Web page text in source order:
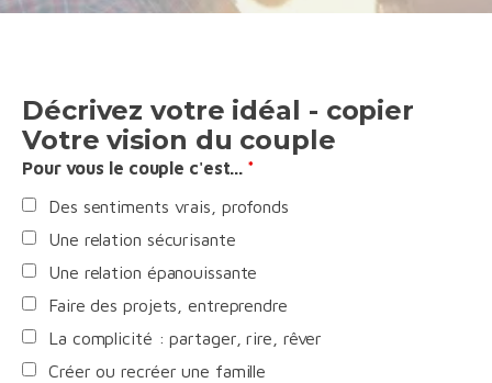
Décrivez votre idéal - copier
Votre vision du couple
Pour vous le couple c'est... *
Des sentiments vrais, profonds
Une relation sécurisante
Une relation épanouissante
Faire des projets, entreprendre
La complicité : partager, rire, rêver
Créer ou recréer une famille